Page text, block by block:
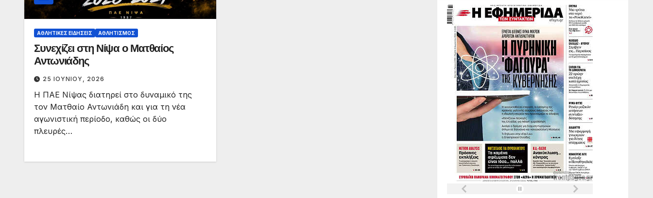
ΑΘΛΗΤΙΚΈΣ ΕΙΔΉΣΕΙΣ ΑΘΛΗΤΙΣΜΌΣ
Συνεχίζει στη Νίψα ο Ματθαίος
Αντωνιάδης
25 ΙΟΥΝΊΟΥ, 2026
Η ΠΑΕ Νίψας διατηρεί στο δυναμικό της
τον Ματθαίο Αντωνιάδη και για τη νέα
αγωνιστική περίοδο, καθώς οι δύο
πλευρές…